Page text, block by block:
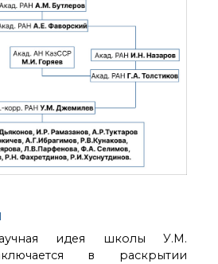
идея школы У.М.
в раскрытии